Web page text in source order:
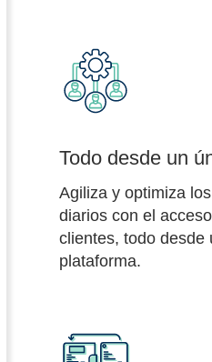
Todo desde un
Agiliza y optimiza
diarios con el
clientes, todo desde
plataforma.